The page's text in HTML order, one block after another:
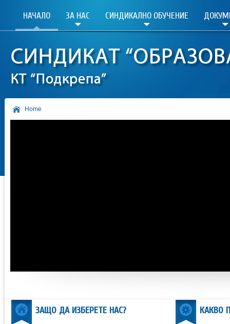
НАЧАЛО ЗА НАС СИНДИКАЛНО ОБУЧЕНИЕ
Home
ЗАЩО ДА ИЗБЕРЕТЕ НАС? КАКВО